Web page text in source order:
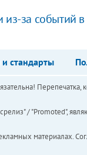
из-за событий
стандарты
/ "Promoted",
материалах.